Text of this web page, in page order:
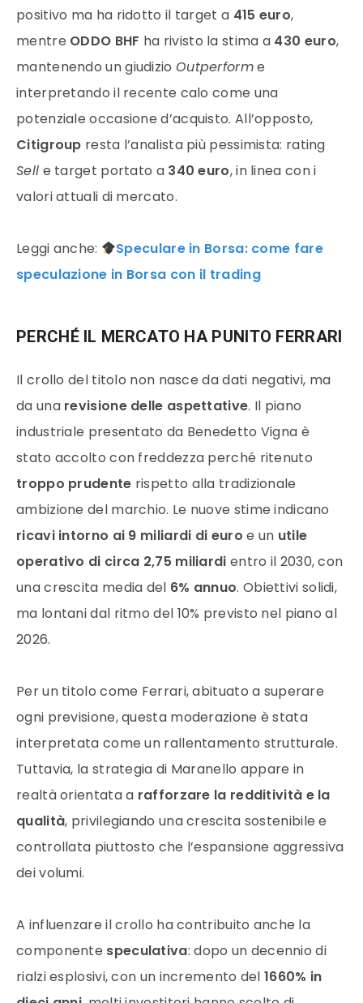
positivo ma ha ridotto il target a 415 euro,
mentre ODDO BHF ha rivisto la stima a 430 euro,
mantenendo un giudizio Outperforme
interpretando il recente calo come una
potenziale occasione d’acquisto. All’opposto,
Citigroup resta l’analista più pessimista: rating
Sell e target portato a 340 euro, in linea con i
valori attuali di mercato.
Leggi anche:
Speculare in Borsa: come fare
speculazione in Borsa con il trading
PERCHÉ IL MERCATO HA PUNITO FERRARI
Il crollo del titolo non nasce da dati negativi, ma
da una revisione delle aspettative. Il piano
industriale presentato da Benedetto Vigna è
stato accolto con freddezza perché ritenuto
troppo prudente rispetto alla tradizionale
ambizione del marchio. Le nuove stime indicano
ricavi intorno ai 9 miliardi di euro e un utile
operativo di circa 2,75 miliardi entro il 2030, con
una crescita media del 6% annuo. Obiettivi solidi,
ma lontani dal ritmo del 10% previsto nel piano al
2026.
Per un titolo come Ferrari, abituato a superare
ogni previsione, questa moderazione è stata
interpretata come un rallentamento strutturale.
Tuttavia, la strategia di Maranello appare in
realtà orientata a rafforzare la redditività e la
qualità, privilegiando una crescita sostenibile e
controllata piuttosto che l’espansione aggressiva
dei volumi.
A influenzare il crollo ha contribuito anche la
componente speculativa: dopo un decennio di
rialzi esplosivi, con un incremento del 1660% in